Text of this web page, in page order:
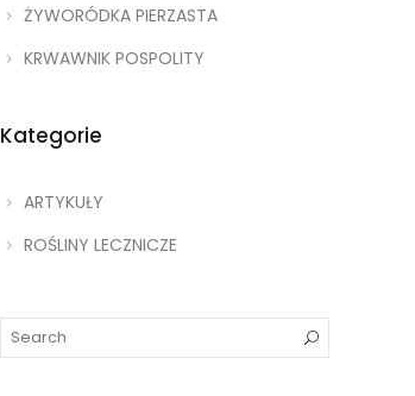
ŻYWORÓDKA PIERZASTA
KRWAWNIK POSPOLITY
Kategorie
ARTYKUŁY
ROŚLINY LECZNICZE